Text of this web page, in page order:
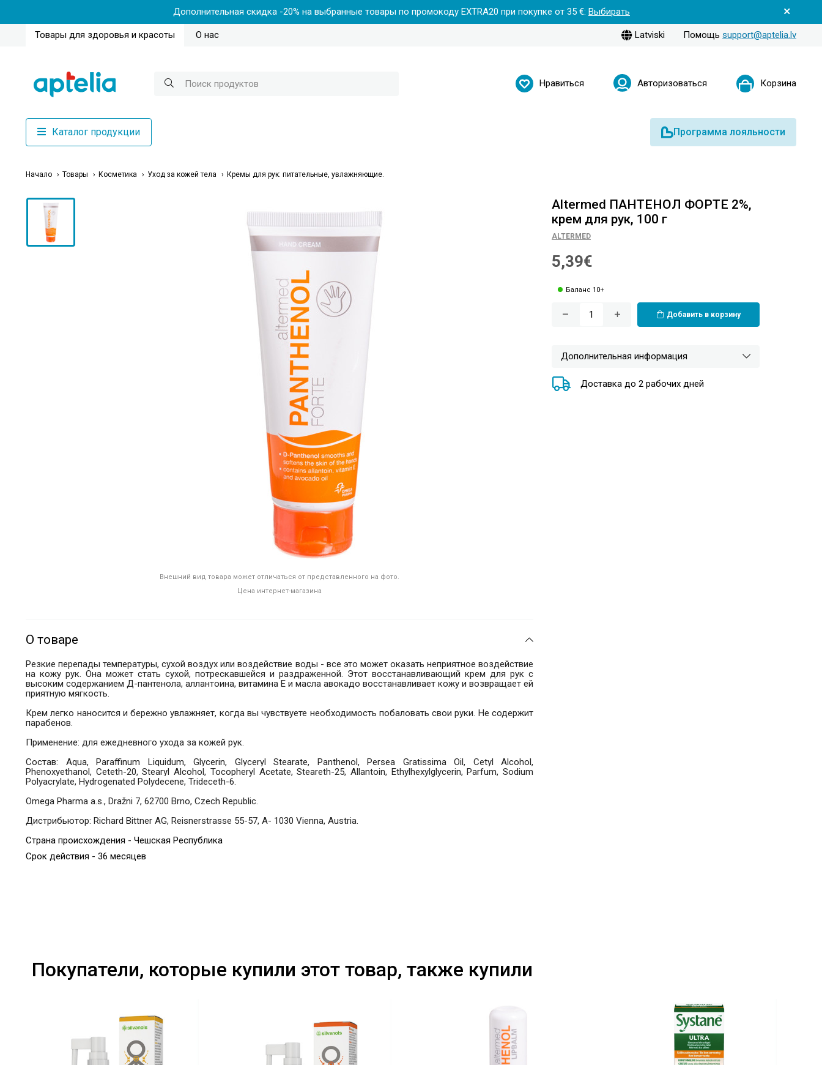
Дополнительная скидка -20% на выбранные товары по промокоду EXTRA20 при покупке от 35 €: Выбирать
Товары для здоровья и красоты О нас Latviski Помощь support@aptelia.lv
Нравиться Авторизоваться Корзина
Каталог продукции Программа лояльности
Начало Товары Косметика Уход за кожей тела Кремы для рук: питательные, увлажняющие.
Внешний вид товара может отличаться от представленного на фото.
Цена интернет-магазина
О товаре
Резкие перепады температуры, сухой воздух или воздействие воды - все это может оказать неприятное воздействие
на кожу рук. Она может стать сухой, потрескавшейся и раздраженной. Этот восстанавливающий крем для рук с
высоким содержанием Д-пантенола, аллантоина, витамина Е и масла авокадо восстанавливает кожу и возвращает ей
приятную мягкость.
Крем легко наносится и бережно увлажняет, когда вы чувствуете необходимость побаловать свои руки. Не содержит
парабенов.
Применение: для ежедневного ухода за кожей рук.
Состав: Aqua, Paraffinum Liquidum, Glycerin, Glyceryl Stearate, Panthenol, Persea Gratissima Oil, Cetyl Alcohol,
Phenoxyethanol, Ceteth-20, Stearyl Alcohol, Tocopheryl Acetate, Steareth-25, Allantoin, Ethylhexylglycerin, Parfum, Sodium
Polyacrylate, Hydrogenated Polydecene, Trideceth-6.
Omega Pharma a.s., Dražni 7, 62700 Brno, Czech Republic.
Дистрибьютор: Richard Bittner AG, Reisnerstrasse 55-57, A- 1030 Vienna, Austria.
Страна происхождения - Чешская Республика
Срок действия - 36 месяцев
Altermed ПАНТЕНОЛ ФОРТЕ 2%,
крем для рук, 100 г
ALTERMED
5,39€
Баланс 10+
Добавить в корзину
Дополнительная информация
Доставка до 2 рабочих дней
Покупатели, которые купили этот товар, также купили